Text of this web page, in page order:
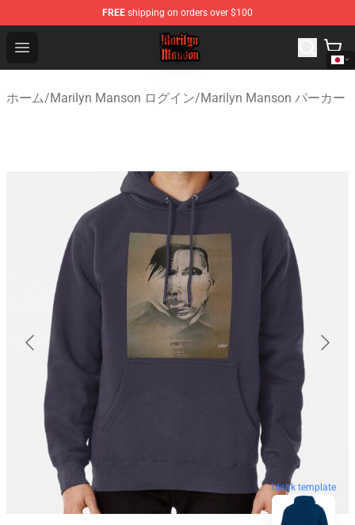
FREE shipping on orders over $100
Open menu
Marilyn Manson Shop - Official Marilyn Manson
ホーム/Marilyn Manson ログイン/Marilyn Manson パーカー
blank template